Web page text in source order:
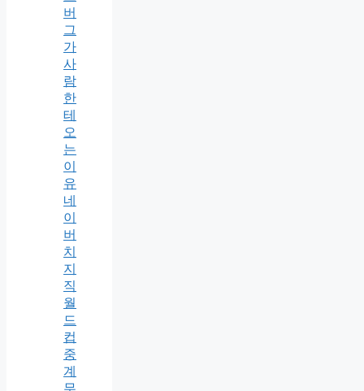
버
그
가
사
람
한
테
오
는
이
유
네
이
버
치
지
직
월
드
컵
중
계